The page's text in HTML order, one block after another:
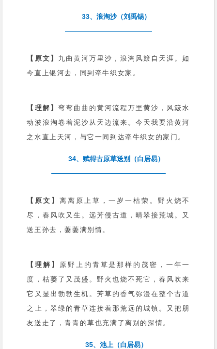
33、浪淘沙（刘禹锡）
【原文】 九曲黄河万里沙，浪淘风簸自天涯。如
今直上银河去，同到牵牛织女家。
【理解】 弯弯曲曲的黄河流程万里黄沙，风簸水
动波浪淘卷着泥沙从天边流来。今天我要沿黄河
之水直上天河，与它一同到达牵牛织女的家门。
34、赋得古原草送别（白居易）
【原文】离离原上草，一岁一枯荣。野火烧不
尽，春风吹又生。远芳侵古道，晴翠接荒城。又
送王孙去，萋萋满别情。
【理解】
原野上的青草是那样的茂密，一年一
度，枯萎了又茂盛。野火也烧不死它，春风吹来
它又显出勃勃生机。芳草的香气弥漫在整个古道
之上，翠绿的青草连接着那荒远的城镇。又把朋
友送走了，青青的草也充满了离别的深情。
35、池上（白居易）